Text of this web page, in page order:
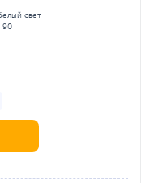
свет
90